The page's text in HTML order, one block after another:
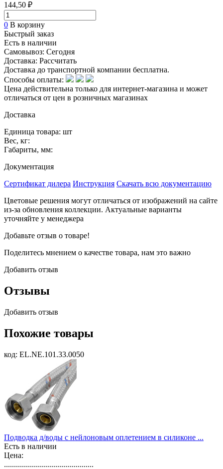
144,50 ₽
0 В корзину
Быстрый заказ
Есть в наличии
Самовывоз: Сегодня
Доставка: Рассчитать
Доставка до транспортной компании бесплатна.
Способы оплаты:
Цена действительна только для интернет-магазина и может
отличаться от цен в розничных магазинах
Доставка
Единица товара: шт
Вес, кг:
Габариты, мм:
Документация
Сертификат дилера Инструкция Скачать всю документацию
Цветовые решения могут отличаться от изображений на сайте
из-за обновления коллекции. Актуальные варианты
уточняйте у менеджера
Добавьте отзыв о товаре!
Поделитесь мнением о качестве товара, нам это важно
Добавить отзыв
Отзывы
Добавить отзыв
Похожие товары
код: EL.NE.101.33.0050
Подводка д/воды с нейлоновым оплетением в силиконе ...
Есть в наличии
Цена:
.............................................